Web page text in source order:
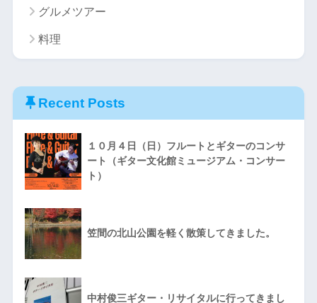
グルメツアー
料理
Recent Posts
１０月４日（日）フルートとギターのコンサ
ート（ギター文化館ミュージアム・コンサー
ト）
笠間の北山公園を軽く散策してきました。
中村俊三ギター・リサイタルに行ってきまし